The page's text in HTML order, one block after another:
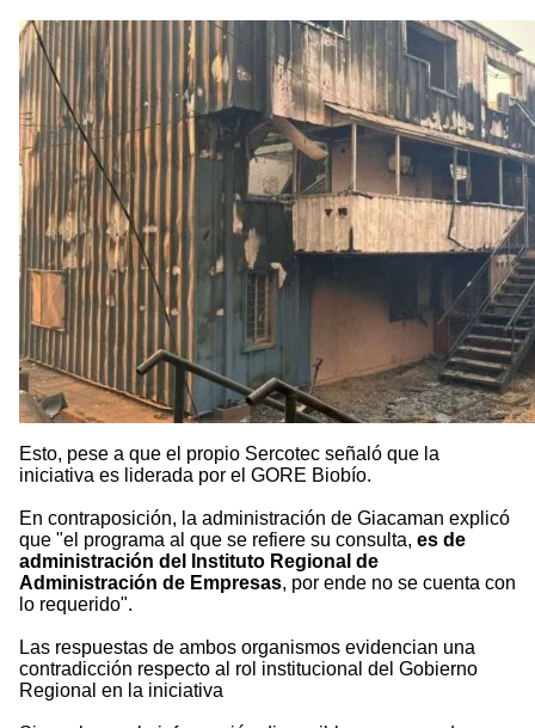
Esto, pese a que el propio Sercotec señaló que la
iniciativa es liderada por el GORE Biobío.
En contraposición, la administración de Giacaman explicó
que "el programa al que se refiere su consulta, es de
administración del Instituto Regional de
Administración de Empresas, por ende no se cuenta con
lo requerido".
Las respuestas de ambos organismos evidencian una
contradicción respecto al rol institucional del Gobierno
Regional en la iniciativa